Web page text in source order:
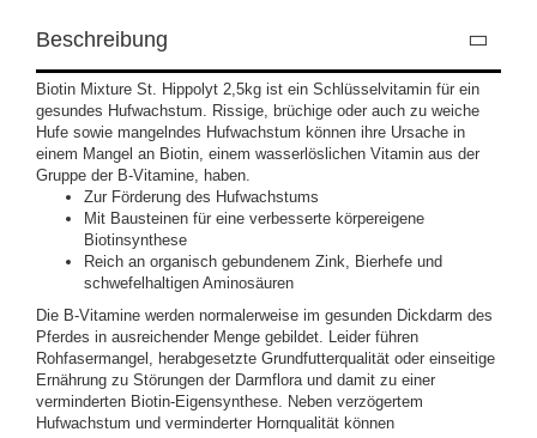
Beschreibung
Biotin Mixture St. Hippolyt 2,5kg ist ein Schlüsselvitamin für ein
gesundes Hufwachstum. Rissige, brüchige oder auch zu weiche
Hufe sowie mangelndes Hufwachstum können ihre Ursache in
einem Mangel an Biotin, einem wasserlöslichen Vitamin aus der
Gruppe der B-Vitamine, haben.
Zur Förderung des Hufwachstums
Mit Bausteinen für eine verbesserte körpereigene
Biotinsynthese
Reich an organisch gebundenem Zink, Bierhefe und
schwefelhaltigen Aminosäuren
Die B-Vitamine werden normalerweise im gesunden Dickdarm des
Pferdes in ausreichender Menge gebildet. Leider führen
Rohfasermangel, herabgesetzte Grundfutterqualität oder einseitige
Ernährung zu Störungen der Darmflora und damit zu einer
verminderten Biotin-Eigensynthese. Neben verzögertem
Hufwachstum und verminderter Hornqualität können